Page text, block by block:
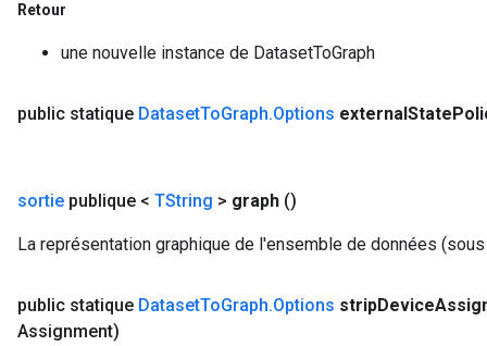
Retour
une nouvelle instance de DatasetToGraph
public statique DatasetToGraph.Options externalState
sortie publique < TString > graph ()
La représentation graphique de l'ensemble de données
public statique DatasetToGraph.Options stripDevice
Assignment)